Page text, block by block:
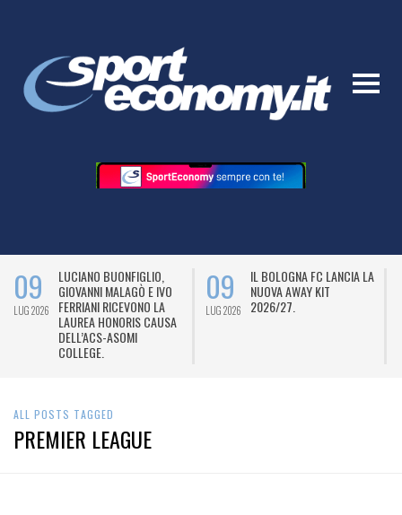
09
LUG 2026
LUCIANO BUONFIGLIO,
GIOVANNI MALAGÒ E IVO
FERRIANI RICEVONO LA
LAUREA HONORIS CAUSA
DELL’ACS-ASOMI
COLLEGE.
09
LUG 2026
IL BOLOGNA FC LANCIA LA
NUOVA AWAY KIT
2026/27.
ALL POSTS TAGGED
PREMIER LEAGUE